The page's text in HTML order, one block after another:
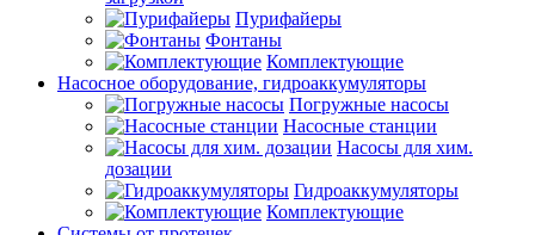
Пурифайеры
Фонтаны
Комплектующие
Насосное оборудование, гидроаккумуляторы
Погружные насосы
Насосные станции
Насосы для хим.
дозации
Гидроаккумуляторы
Комплектующие